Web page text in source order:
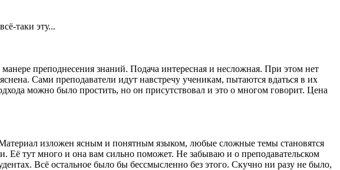
таки эту...
преподнесения знаний. Подача интересная и несложная. При этом нет
Сами преподаватели идут навстречу ученикам, пытаются вдаться в их
можно было простить, но он присутствовал и это о многом говорит. Цена
изложен ясным и понятным языком, любые сложные темы становятся
тут много и она вам сильно поможет. Не забываю и о преподавательском
Всё остальное было бы бессмысленно без этого. Скучно ни разу не было,